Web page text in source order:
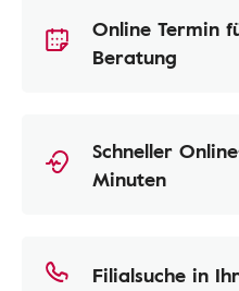
Online Termin
Beratung
Schneller
Minuten
Filialsuche in